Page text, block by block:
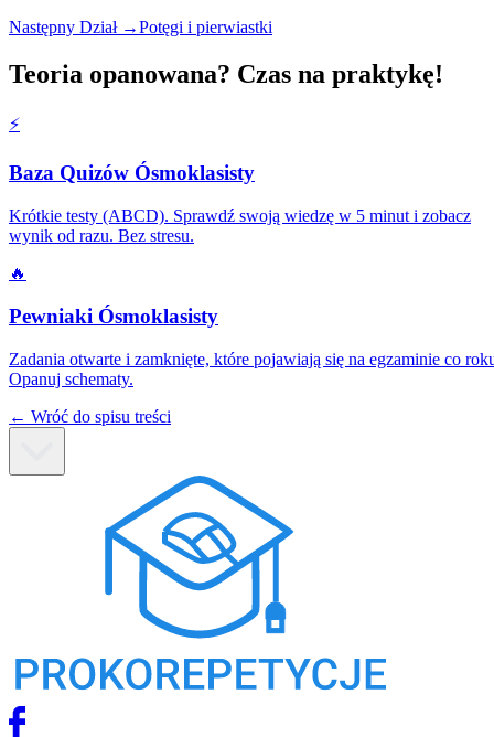
Następny Dział →Potęgi i pierwiastki
Teoria opanowana? Czas na praktykę!
⚡️
Baza Quizów Ósmoklasisty
Krótkie testy (ABCD). Sprawdź swoją wiedzę w 5 minut i zobacz
wynik od razu. Bez stresu.
🔥
Pewniaki Ósmoklasisty
Zadania otwarte i zamknięte, które pojawiają się na egzaminie co
Opanuj schematy.
← Wróć do spisu treści